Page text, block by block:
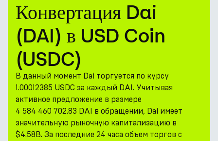
Рынки
Калькуляторы
Токен PARK
Ресурсы
Компания
Конвертация Dai
(DAI) в USD Coin
(USDC)
В данный момент Dai торгуется по курсу
1.00012385 USDC за каждый DAI. Учитывая
активное предложение в размере
4 584 460 702.83 DAI в обращении, Dai имеет
значительную рыночную капитализацию в
$4.58B. За последние 24 часа объем торгов с